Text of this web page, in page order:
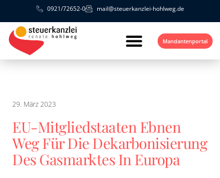
0921/72652-0 mail@steuerkanzlei-hohlweg.de
Mandantenportal
29. März 2023
EU-Mitgliedstaaten Ebnen
Weg Für Die Dekarbonisierung
Des Gasmarktes In Europa